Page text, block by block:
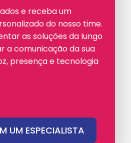
e receba um
do nosso time.
as soluções da Iungo
a comunicação da sua
presença e tecnologia
UM ESPECIALISTA